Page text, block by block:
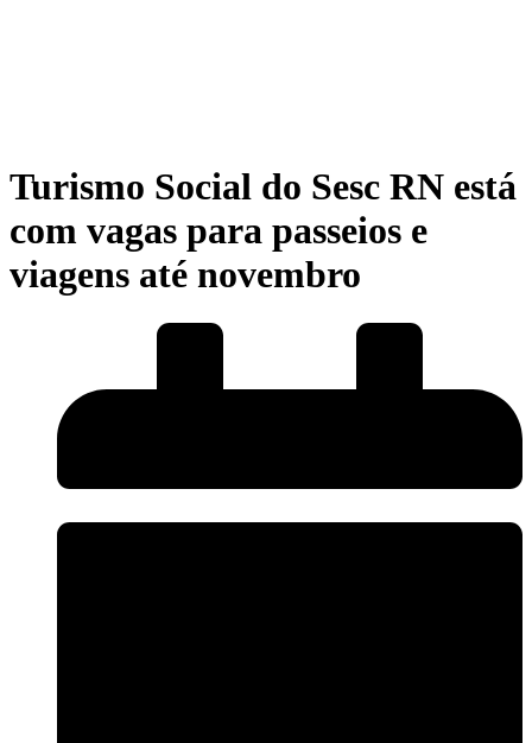
Turismo Social do Sesc RN está
com vagas para passeios e
viagens até novembro